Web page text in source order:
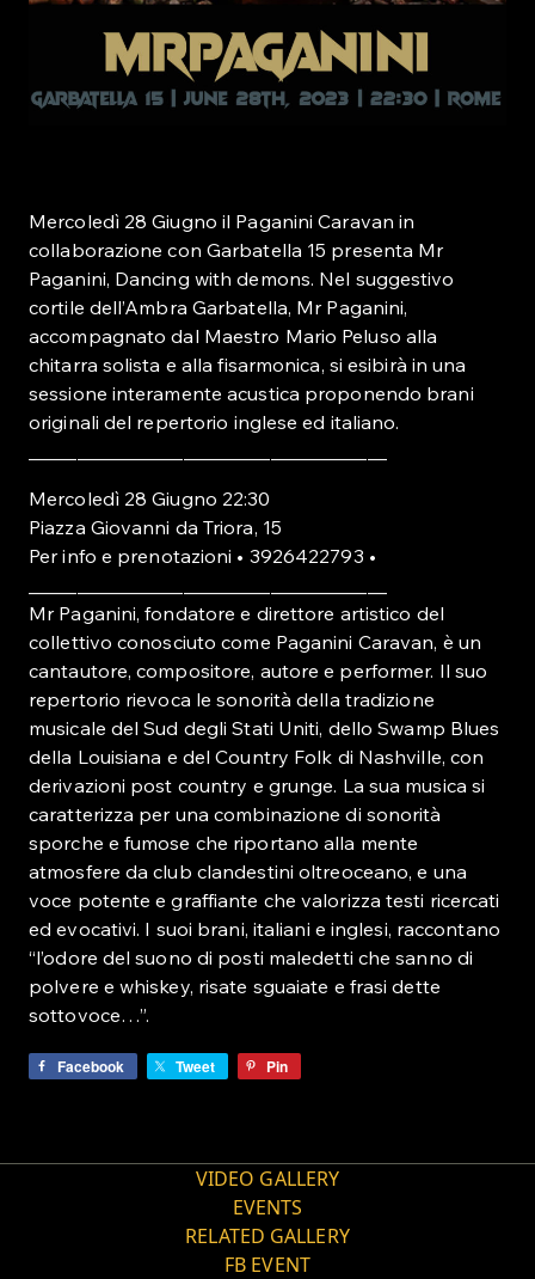
Mercoledì 28 Giugno il Paganini Caravan in
collaborazione con Garbatella 15 presenta Mr
Paganini, Dancing with demons. Nel suggestivo
cortile dell’Ambra Garbatella, Mr Paganini,
accompagnato dal Maestro Mario Peluso alla
chitarra solista e alla fisarmonica, si esibirà in una
sessione interamente acustica proponendo brani
originali del repertorio inglese ed italiano.
Mercoledì 28 Giugno 22:30
Piazza Giovanni da Triora, 15
Per info e prenotazioni • 3926422793 •
Mr Paganini, fondatore e direttore artistico del
collettivo conosciuto come Paganini Caravan, è un
cantautore, compositore, autore e performer. Il suo
repertorio rievoca le sonorità della tradizione
musicale del Sud degli Stati Uniti, dello Swamp Blues
della Louisiana e del Country Folk di Nashville, con
derivazioni post country e grunge. La sua musica si
caratterizza per una combinazione di sonorità
sporche e fumose che riportano alla mente
atmosfere da club clandestini oltreoceano, e una
voce potente e graffiante che valorizza testi ricercati
ed evocativi. I suoi brani, italiani e inglesi, raccontano
“l’odore del suono di posti maledetti che sanno di
polvere e whiskey, risate sguaiate e frasi dette
sottovoce…”.
Facebook Tweet Pin
VIDEO GALLERY
EVENTS
RELATED GALLERY
FB EVENT